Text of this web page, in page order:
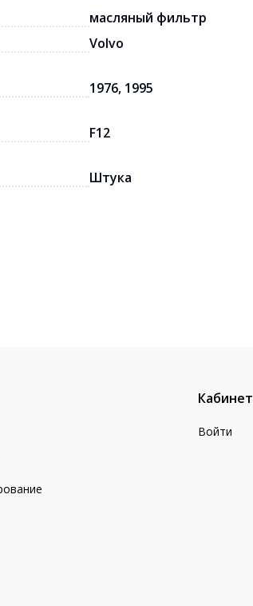
масляный фильтр
Volvo
1976, 1995
F12
Штука
Кабинет
Войти